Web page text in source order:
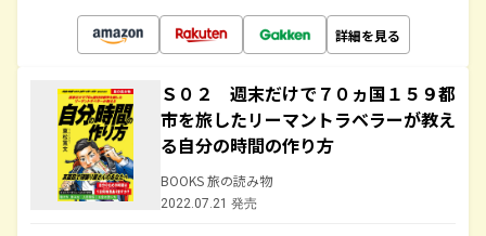
詳細を見る
Ｓ０２ 週末だけで７０ヵ国１５９都
市を旅したリーマントラベラーが教え
る自分の時間の作り方
BOOKS 旅の読み物
2022.07.21 発売